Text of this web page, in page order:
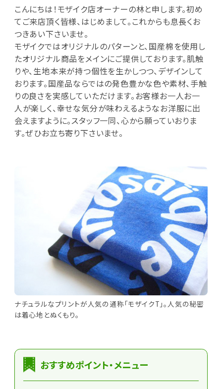
こんにちは！モザイク店オーナーの林と申します。初め
てご来店頂く皆様、はじめまして。これからも息長くお
つきあい下さいませ。
モザイクではオリジナルのパターンと、国産棉を使用し
たオリジナル商品をメインにご提供しております。肌触
りや、生地本来が持つ個性を生かしつつ、デザインして
おります。国産品ならではの発色豊かな色や素材、手触
りの良さを実感していただけます。お客様お一人お一
人が楽しく、幸せな気分が味わえるようなお洋服に出
会えますように。スタッフ一同、心から願っていおりま
す。ぜひお立ち寄り下さいませ。
ナチュラルなプリントが人気の通称「モザイクT」。人気の秘密
は着心地とぬくもり。
おすすめポイント・メニュー